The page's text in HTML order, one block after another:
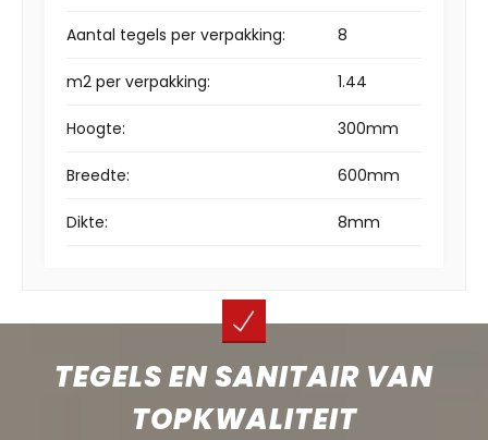
Aantal tegels per verpakking: 8
m2 per verpakking: 1.44
Hoogte: 300mm
Breedte: 600mm
Dikte: 8mm
TEGELS EN SANITAIR VAN
TOPKWALITEIT